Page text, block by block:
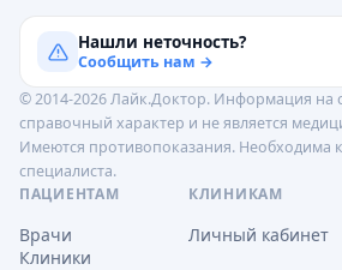
Нашли неточность?
Сообщить нам →
© 2014-2026 Лайк.Доктор. Информация на
справочный характер и не является
Имеются противопоказания. Необходима
специалиста.
ПАЦИЕНТАМ
Врачи
Клиники
КЛИНИКАМ
Личный кабинет